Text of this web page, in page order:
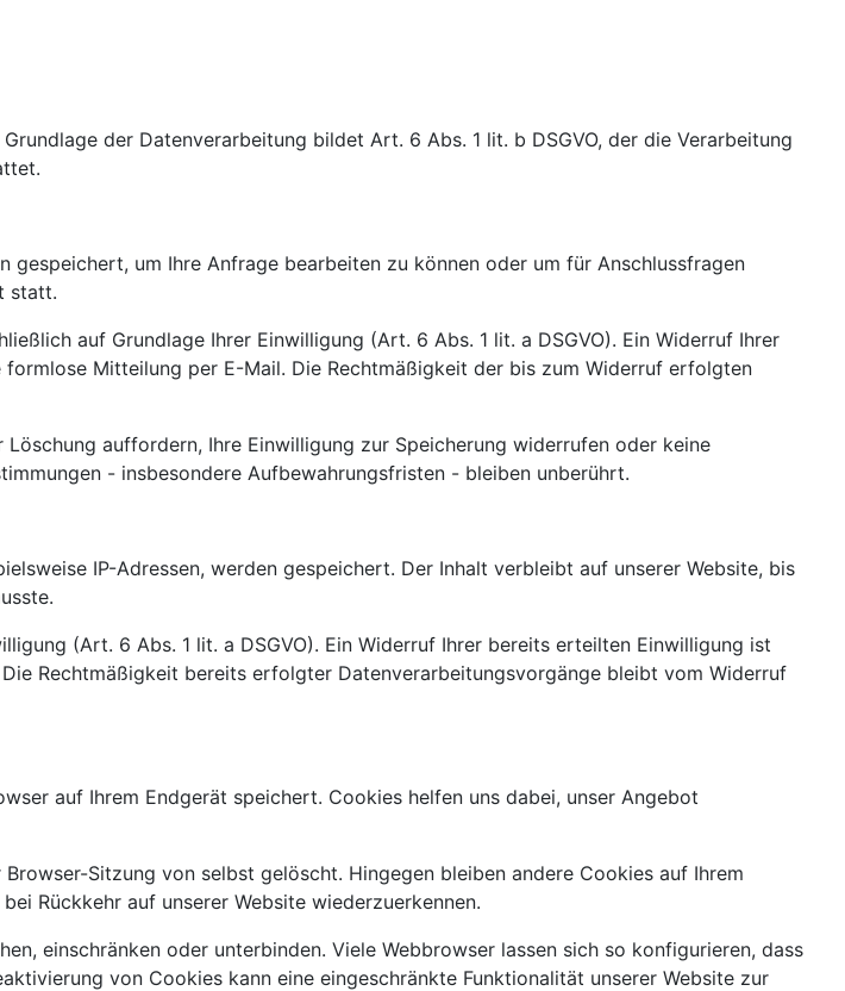
der Datenverarbeitung bildet Art. 6 Abs. 1 lit. b DSGVO, der die Verarbeitung
um Ihre Anfrage bearbeiten zu können oder um für Anschlussfragen
statt.
auf Grundlage Ihrer Einwilligung (Art. 6 Abs. 1 lit. a DSGVO). Ein Widerruf Ihrer
Mitteilung per E-Mail. Die Rechtmäßigkeit der bis zum Widerruf erfolgten
auffordern, Ihre Einwilligung zur Speicherung widerrufen oder keine
- insbesondere Aufbewahrungsfristen - bleiben unberührt.
IP-Adressen, werden gespeichert. Der Inhalt verbleibt auf unserer Website, bis
(Art. 6 Abs. 1 lit. a DSGVO). Ein Widerruf Ihrer bereits erteilten Einwilligung ist
Rechtmäßigkeit bereits erfolgter Datenverarbeitungsvorgänge bleibt vom Widerruf
auf Ihrem Endgerät speichert. Cookies helfen uns dabei, unser Angebot
Sitzung von selbst gelöscht. Hingegen bleiben andere Cookies auf Ihrem
Rückkehr auf unserer Website wiederzuerkennen.
einschränken oder unterbinden. Viele Webbrowser lassen sich so konfigurieren, dass
von Cookies kann eine eingeschränkte Funktionalität unserer Website zur